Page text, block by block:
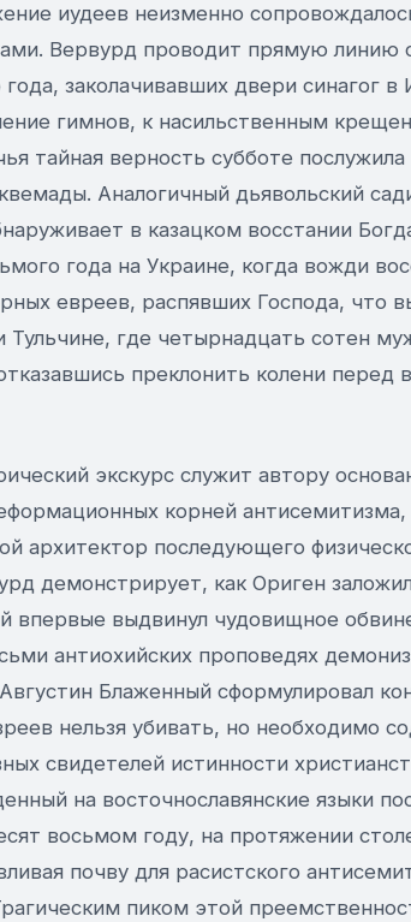
иудеев неизменно
Вервурд проводит прямую линию
заколачивавших двери синагог
гимнов, к насильственным
тайная верность субботе
Аналогичный дьявольский
в казацком восстании
года на Украине, когда вожди
евреев, распявших Господа, что
где четырнадцать сотен
преклонить колени
экскурс служит автору
корней антисемитизма,
архитектор последующего
демонстрирует, как Ориген
впервые выдвинул чудовищное
антиохийских проповедях
Блаженный сформулировал
нельзя убивать, но необходимо
свидетелей истинности
на восточнославянские языки
восьмом году, на протяжении
почву для расистского
пиком этой